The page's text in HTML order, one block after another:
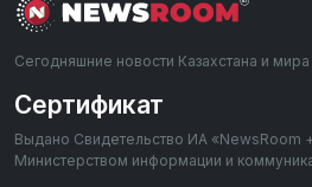
Сегодняшние новости Казахстана и
Сертификат
Выдано Свидетельство ИА «NewsRoom
Министерством информации и